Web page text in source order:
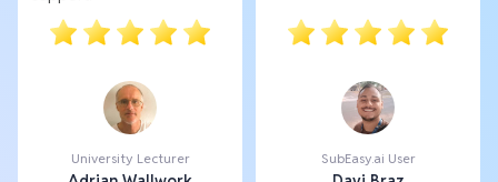
University Lecturer SubEasy.ai User